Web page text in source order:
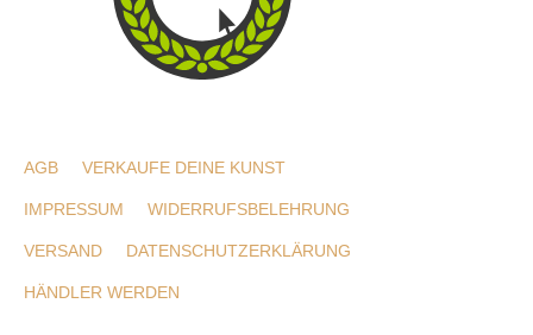
AGB VERKAUFE DEINE KUNST
IMPRESSUM WIDERRUFSBELEHRUNG
VERSAND DATENSCHUTZERKLÄRUNG
HÄNDLER WERDEN